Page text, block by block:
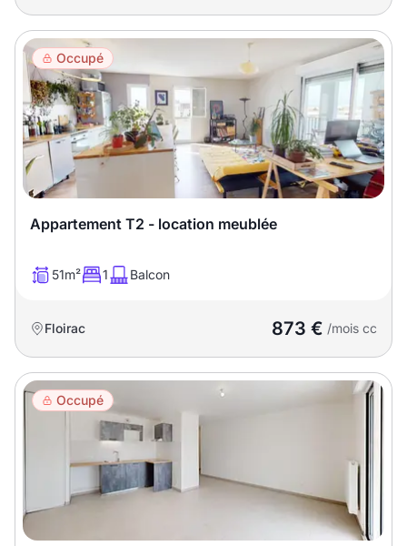
Studio T1 T1 bis
T2 T3
T6 T7 T8 T9
T10 T11 T12
T13
T16
Superficie
Nombre de chambres
chambres
Occupé
Appartement T2 - location meublée
51m² 1 Balcon
Floirac 873 € /mois cc
Occupé